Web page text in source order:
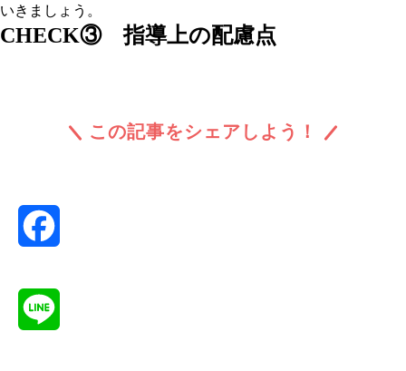
いきましょう。
CHECK③ 指導上の配慮点
この記事をシェアしよう！